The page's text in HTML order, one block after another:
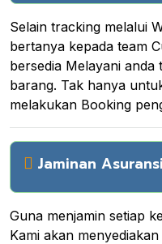
Selain tracking melalui
bertanya kepada team
bersedia Melayani
barang. Tak hanya
melakukan Booking
Jaminan Asuransi
Guna menjamin setiap
Kami akan